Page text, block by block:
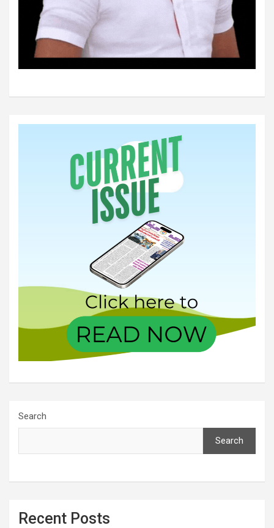
Search
Search
Recent Posts